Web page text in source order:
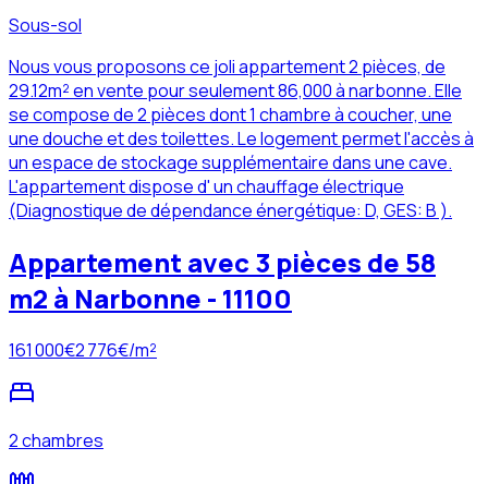
Sous-sol
Nous vous proposons ce joli appartement 2 pièces, de
29.12m² en vente pour seulement 86,000 à narbonne. Elle
se compose de 2 pièces dont 1 chambre à coucher, une
une douche et des toilettes. Le logement permet l'accès à
un espace de stockage supplémentaire dans une cave.
L'appartement dispose d' un chauffage électrique
(Diagnostique de dépendance énergétique: D, GES: B ).
Appartement avec 3 pièces de 58
m2 à Narbonne - 11100
161 000€2 776€/m²
2 chambres